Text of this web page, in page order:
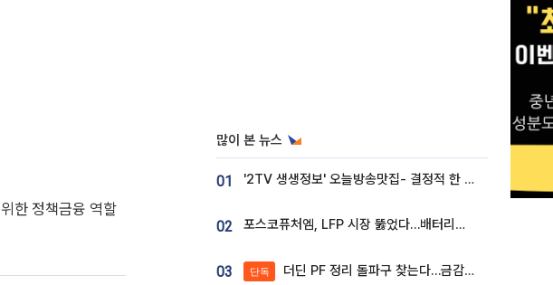
한 정책금융 역할
많이 본 뉴스
01 '2TV 생생정보' 오늘방송맛집- 결정적 한 수, 3종 메밀면! 메밀 소바 맛집 '의○○○○'
02 포스코퓨처엠, LFP 시장 뚫었다…배터리사와 대규모 장기 공급 합의
03 단독 더딘 PF 정리 돌파구 찾는다…금감원, 1년 반 만에 매각설명회 재개